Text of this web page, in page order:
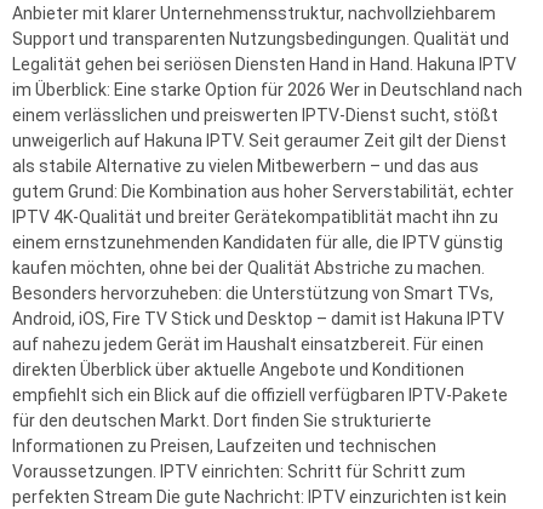
Anbieter mit klarer Unternehmensstruktur, nachvollziehbarem
Support und transparenten Nutzungsbedingungen. Qualität und
Legalität gehen bei seriösen Diensten Hand in Hand. Hakuna IPTV
im Überblick: Eine starke Option für 2026 Wer in Deutschland nach
einem verlässlichen und preiswerten IPTV-Dienst sucht, stößt
unweigerlich auf Hakuna IPTV. Seit geraumer Zeit gilt der Dienst
als stabile Alternative zu vielen Mitbewerbern – und das aus
gutem Grund: Die Kombination aus hoher Serverstabilität, echter
IPTV 4K-Qualität und breiter Gerätekompatiblität macht ihn zu
einem ernstzunehmenden Kandidaten für alle, die IPTV günstig
kaufen möchten, ohne bei der Qualität Abstriche zu machen.
Besonders hervorzuheben: die Unterstützung von Smart TVs,
Android, iOS, Fire TV Stick und Desktop – damit ist Hakuna IPTV
auf nahezu jedem Gerät im Haushalt einsatzbereit. Für einen
direkten Überblick über aktuelle Angebote und Konditionen
empfiehlt sich ein Blick auf die offiziell verfügbaren IPTV-Pakete
für den deutschen Markt. Dort finden Sie strukturierte
Informationen zu Preisen, Laufzeiten und technischen
Voraussetzungen. IPTV einrichten: Schritt für Schritt zum
perfekten Stream Die gute Nachricht: IPTV einzurichten ist kein